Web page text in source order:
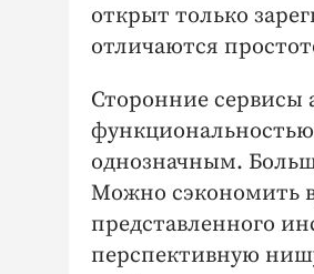
открыт только
отличаются
Сторонние
однозначным.
Можно сэкономить
представленного
перспективную